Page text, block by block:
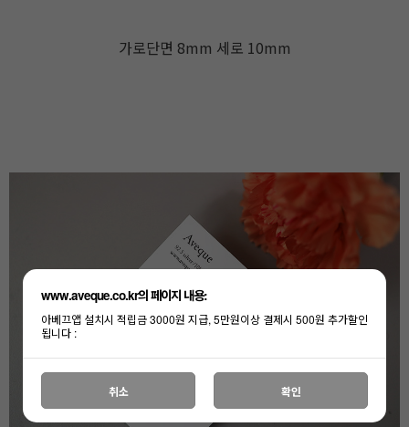
가로단면 8mm 세로 10mm
www.aveque.co.kr의 페이지 내용:
아베끄앱 설치시 적립금 3000원 지급, 5만원이상 결제시 500원 추가할인
됩니다 :
취소 확인